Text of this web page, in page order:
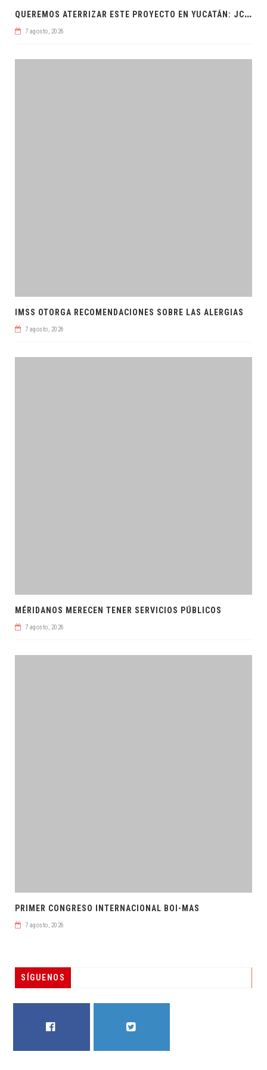
Q
UEREMOS ATERRIZAR ESTE PROYECTO EN YUCATÁN: JCRM
7 agosto, 2026
IMSS OTORGA RECOMENDACIONES SOBRE LAS ALERGIAS
7 agosto, 2026
MÉRIDANOS MERECEN TENER SERVICIOS PÚBLICOS
7 agosto, 2026
PRIMER CONGRESO INTERNACIONAL BOI-MAS
7 agosto, 2026
SÍGUENOS